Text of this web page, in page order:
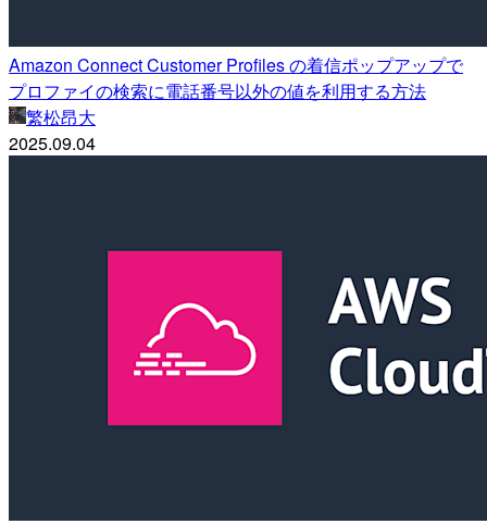
Amazon Connect Customer Profiles の着信ポップアップで
プロファイの検索に電話番号以外の値を利用する方法
繁松昂大
2025.09.04